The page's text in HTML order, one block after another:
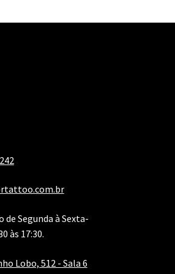
Segunda à Sexta-
às 17:30.
Lobo, 512 - Sala 6